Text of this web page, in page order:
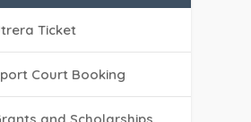
Ticket
Court Booking